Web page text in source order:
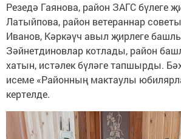
Резедә Гаянова, район ЗАГС бүлеге
Латыйпова, район ветераннар
Иванов, Кәркәүч авыл җирлеге
Зәйнетдиновлар котлады, район
хатын, истәлек бүләге тапшырды.
исеме «Районның мактаулы
кертелде.